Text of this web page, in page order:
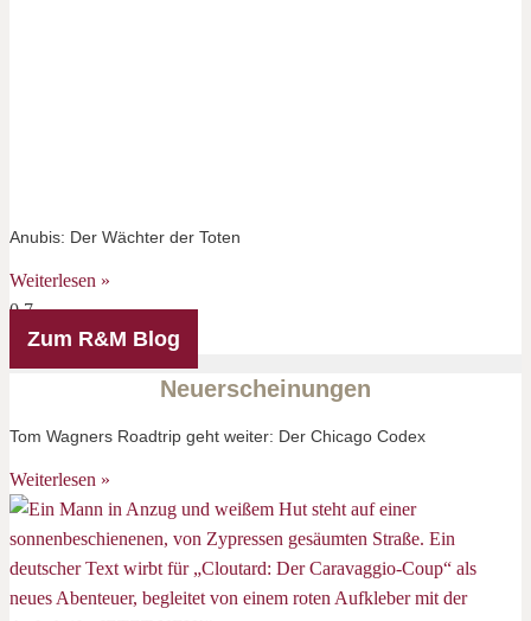
Anubis: Der Wächter der Toten
Weiterlesen »
Zum R&M Blog
Neuerscheinungen
Tom Wagners Roadtrip geht weiter: Der Chicago Codex
Weiterlesen »